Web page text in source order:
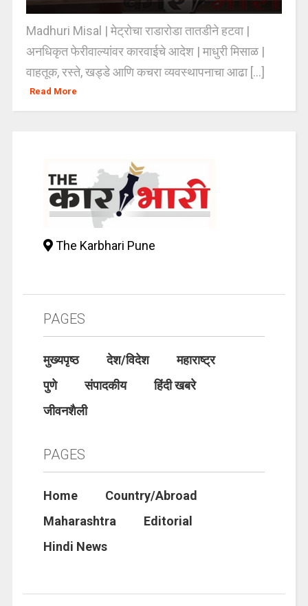
Madhuri Misal | मेट्रोचा राडारोडा तातडीने हटवा |
अनधिकृत फेरीवाल्यांवर कारवाईचे आदेश | माधुरी मिसाळ |
वाहतूक, रस्ते, खड्डे आणि कचरा व्यवस्थापनाचा आढा [...]
Read More
The Karbhari Pune
PAGES
मुख्यपृष्ठ देश/विदेश
महाराष्ट्र
पुणे
संपादकीय
हिंदी खबरे
जीवनशैली
PAGES
Home
Country/Abroad
Maharashtra
Editorial
Hindi News